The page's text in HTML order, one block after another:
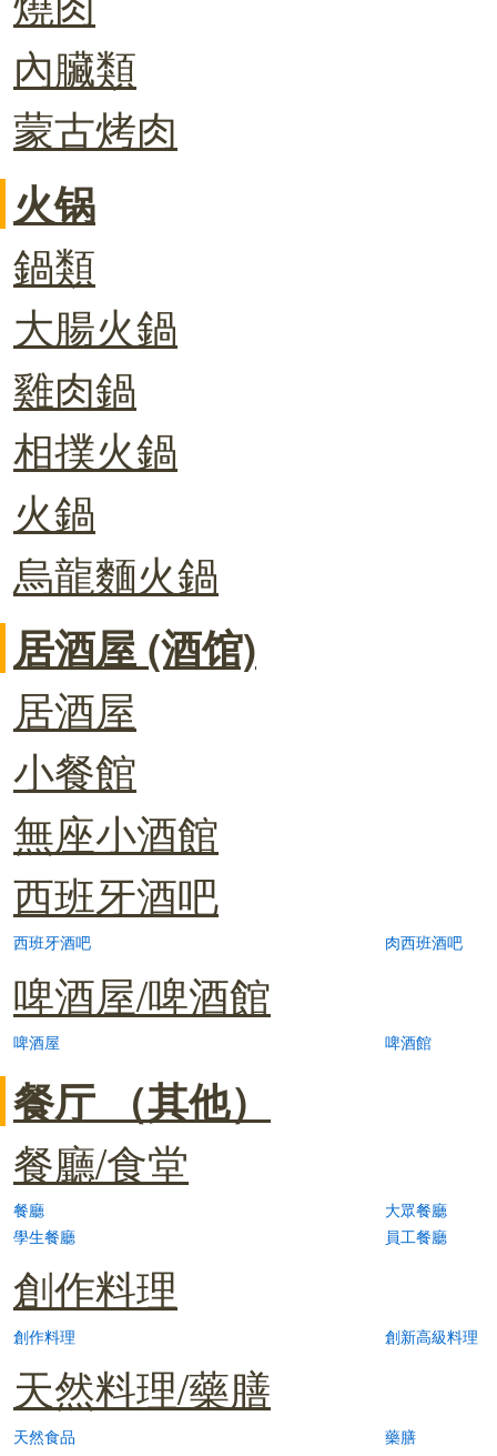
內臟類
蒙古烤肉
火锅
鍋類
大腸火鍋
雞肉鍋
相撲火鍋
火鍋
烏龍麵火鍋
居酒屋 (酒馆)
居酒屋
小餐館
無座小酒館
西班牙酒吧
西班牙酒吧 肉西班酒吧
啤酒屋/啤酒館
啤酒屋 啤酒館
餐厅 （其他）
餐廳/食堂
餐廳
大眾餐廳
學生餐廳
員工餐廳
創作料理
創作料理 創新高級料理
天然料理/藥膳
天然食品 藥膳